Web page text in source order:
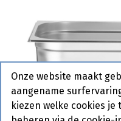
Onze website maakt
aangename
kiezen welke cookies je